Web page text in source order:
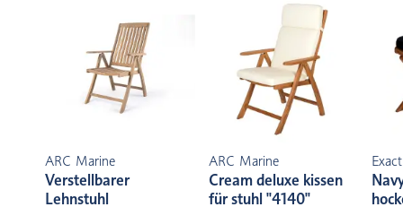
ARC Marine
Verstellbarer
Lehnstuhl
ARC Marine
Cream deluxe kissen
für stuhl "4140"